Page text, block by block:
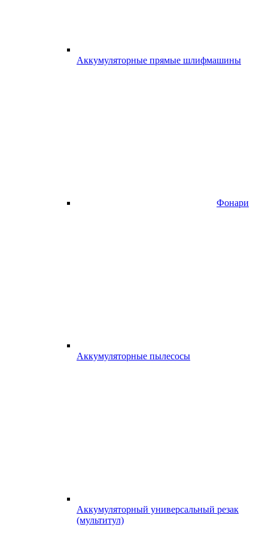
Аккумуляторные прямые шлифмашины
Фонари
Аккумуляторные пылесосы
Аккумуляторный универсальный резак
(мультитул)